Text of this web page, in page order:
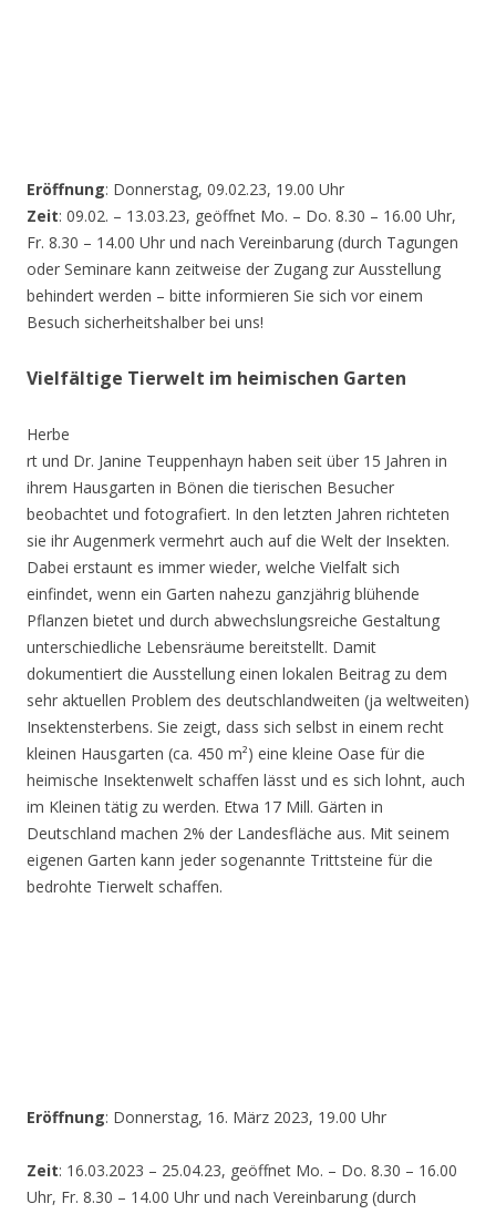
Eröffnung: Donnerstag, 09.02.23, 19.00 Uhr
Zeit: 09.02. – 13.03.23, geöffnet Mo. – Do. 8.30 – 16.00 Uhr,
Fr. 8.30 – 14.00 Uhr und nach Vereinbarung (durch Tagungen
oder Seminare kann zeitweise der Zugang zur Ausstellung
behindert werden – bitte informieren Sie sich vor einem
Besuch sicherheitshalber bei uns!
Vielfältige Tierwelt im heimischen Garten
Herbe
rt und Dr. Janine Teuppenhayn haben seit über 15 Jahren in
ihrem Hausgarten in Bönen die tierischen Besucher
beobachtet und fotografiert. In den letzten Jahren richteten
sie ihr Augenmerk vermehrt auch auf die Welt der Insekten.
Dabei erstaunt es immer wieder, welche Vielfalt sich
einfindet, wenn ein Garten nahezu ganzjährig blühende
Pflanzen bietet und durch abwechslungsreiche Gestaltung
unterschiedliche Lebensräume bereitstellt. Damit
dokumentiert die Ausstellung einen lokalen Beitrag zu dem
sehr aktuellen Problem des deutschlandweiten (ja weltweiten)
Insektensterbens. Sie zeigt, dass sich selbst in einem recht
kleinen Hausgarten (ca. 450 m²) eine kleine Oase für die
heimische Insektenwelt schaffen lässt und es sich lohnt, auch
im Kleinen tätig zu werden. Etwa 17 Mill. Gärten in
Deutschland machen 2% der Landesfläche aus. Mit seinem
eigenen Garten kann jeder sogenannte Trittsteine für die
bedrohte Tierwelt schaffen.
Eröffnung: Donnerstag, 16. März 2023, 19.00 Uhr
Zeit: 16.03.2023 – 25.04.23, geöffnet Mo. – Do. 8.30 – 16.00
Uhr, Fr. 8.30 – 14.00 Uhr und nach Vereinbarung (durch